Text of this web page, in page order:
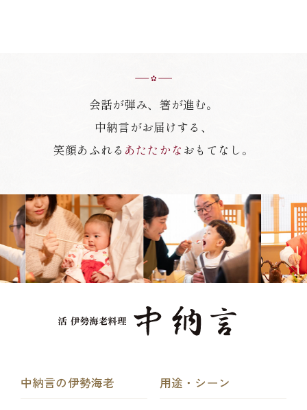
会話が弾み、箸が進む。
中納言がお届けする、
笑顔あふれる あたたかな おもてなし。
中納言の伊勢海老 用途・シーン